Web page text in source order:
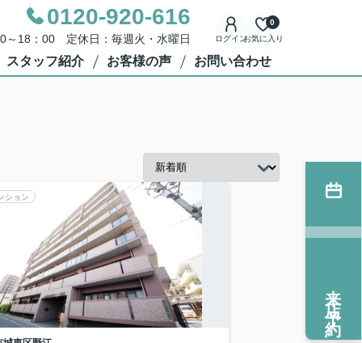
0120-920-616
～18：00 定休日：毎週火・水曜日 ログインお気に入り
0
スタッフ紹介 お客様の声 お問い合わせ
ション
来店予約